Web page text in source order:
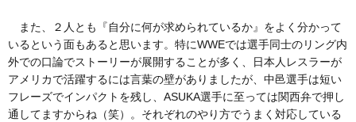
また、２人とも『自分に何が求められているか』をよく分かって
いるという面もあると思います。特にWWEでは選手同士のリング内
外での口論でストーリーが展開することが多く、日本人レスラーが
アメリカで活躍するには言葉の壁がありましたが、中邑選手は短い
フレーズでインパクトを残し、ASUKA選手に至っては関西弁で押し
通してますからね（笑）。それぞれのやり方でうまく対応している